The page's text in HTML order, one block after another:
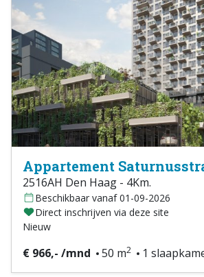
Appartement
2516AH Den Haag - 4Km.
Beschikbaar vanaf 01-09-2026
Direct inschrijven via deze site
Nieuw
€ 966,- /mnd 50 m2 1